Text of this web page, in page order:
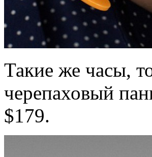
Такие же часы,
черепаховый
$179.